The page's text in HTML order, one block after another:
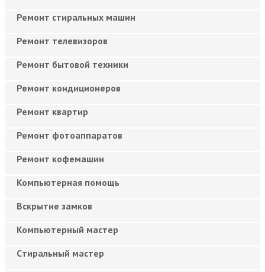
Ремонт стиральных машин
Ремонт телевизоров
Ремонт бытовой техники
Ремонт кондиционеров
Ремонт квартир
Ремонт фотоаппаратов
Ремонт кофемашин
Компьютерная помощь
Вскрытие замков
Компьютерный мастер
Cтиральный мастер